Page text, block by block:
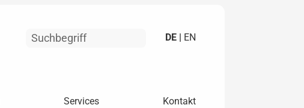
DE | EN
Services Kontakt